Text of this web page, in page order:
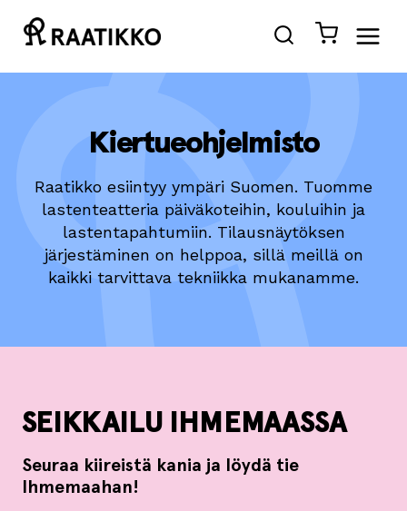
sisältöön
Kiertueohjelmisto
Raatikko esiintyy ympäri Suomen. Tuomme
lastenteatteria päiväkoteihin, kouluihin ja
lastentapahtumiin. Tilausnäytöksen
järjestäminen on helppoa, sillä meillä on
kaikki tarvittava tekniikka mukanamme.
SEIKKAILU IHMEMAASSA
Seuraa kiireistä kania ja löydä tie
Ihmemaahan!